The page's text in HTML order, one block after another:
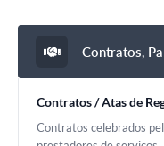
Contratos,
Contratos / Atas de
Contratos celebrados